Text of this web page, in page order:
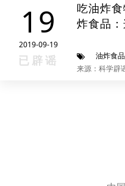
19
2019-09-19
已辟谣
吃油炸
炸食品
油炸食品
来源：科学辟